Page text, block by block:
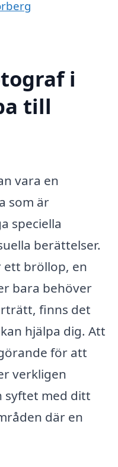
i
till
vara en
som är
speciella
berättelser.
ett bröllop, en
bara behöver
finns det
hjälpa dig. Att
för att
verkligen
syftet med ditt
där en